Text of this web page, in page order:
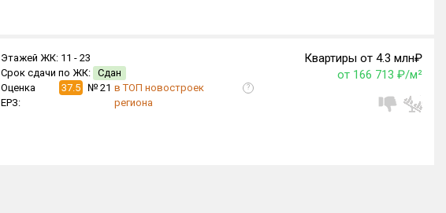
Этажей ЖК: 11 - 23
Срок сдачи по ЖК: Сдан
Оценка
ЕРЗ:
37.5 № 21 в ТОП новостроек
региона
?
Квартиры от 4.3 млн₽
от 166 713 ₽/м²